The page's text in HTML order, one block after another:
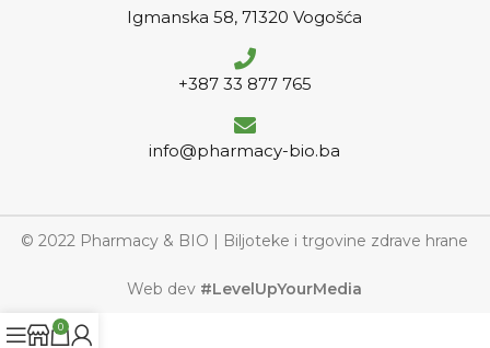
Igmanska 58, 71320 Vogošća
+387 33 877 765
info@pharmacy-bio.ba
© 2022 Pharmacy & BIO | Biljoteke i trgovine zdrave hrane
Web dev #LevelUpYourMedia
0